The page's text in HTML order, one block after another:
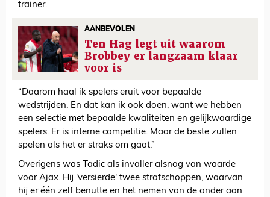
trainer.
AANBEVOLEN
Ten Hag legt uit waarom
Brobbey er langzaam klaar
voor is
“Daarom haal ik spelers eruit voor bepaalde
wedstrijden. En dat kan ik ook doen, want we hebben
een selectie met bepaalde kwaliteiten en gelijkwaardige
spelers. Er is interne competitie. Maar de beste zullen
spelen als het er straks om gaat.”
Overigens was Tadic als invaller alsnog van waarde
voor Ajax. Hij 'versierde' twee strafschoppen, waarvan
hij er één zelf benutte en het nemen van de ander aan